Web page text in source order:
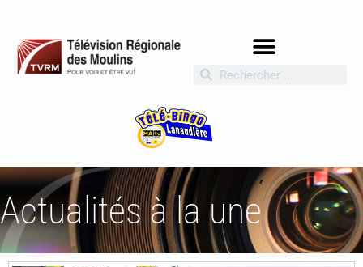
Actualités à la une